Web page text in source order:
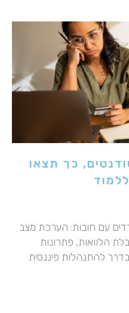
כך תצאו
עם חובות: הערכת מצב
הלוואות, פתרונות
בדרך להתנהלות פיננסית